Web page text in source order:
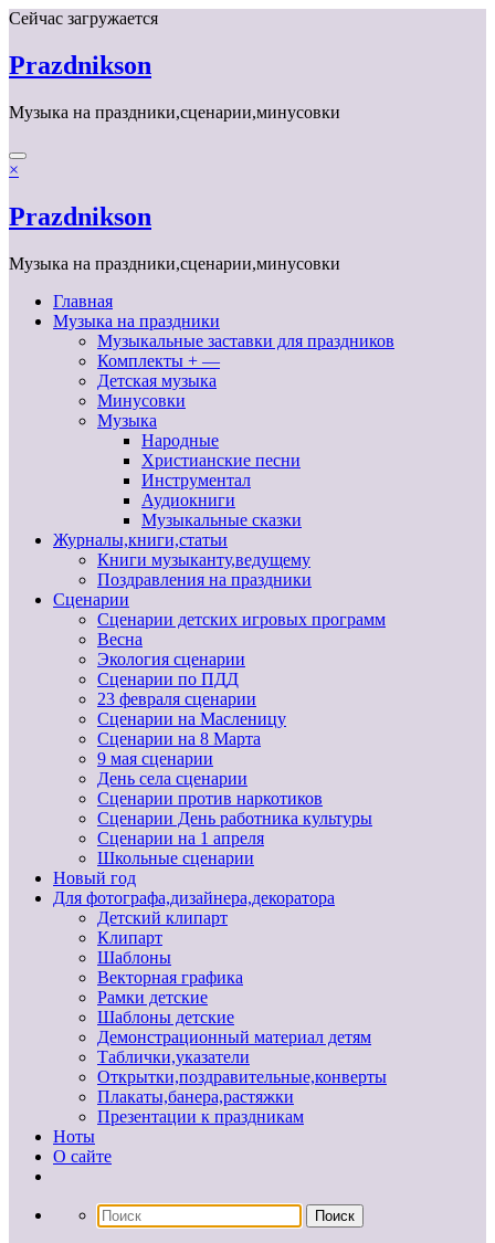
Перейти
содержимому
Сейчас загружается
Prazdnikson
Музыка на праздники,сценарии,минусовки
×
Prazdnikson
Музыка на праздники,сценарии,минусовки
Главная
Музыка на праздники
Музыкальные заставки для праздников
Комплекты + —
Детская музыка
Минусовки
Музыка
Народные
Христианские песни
Инструментал
Аудиокниги
Музыкальные сказки
Журналы,книги,статьи
Книги музыканту,ведущему
Поздравления на праздники
Сценарии
Сценарии детских игровых программ
Весна
Экология сценарии
Сценарии по ПДД
23 февраля сценарии
Сценарии на Масленицу
Сценарии на 8 Марта
9 мая сценарии
День села сценарии
Сценарии против наркотиков
Сценарии День работника культуры
Сценарии на 1 апреля
Школьные сценарии
Новый год
Для фотографа,дизайнера,декоратора
Детский клипарт
Клипарт
Шаблоны
Векторная графика
Рамки детские
Шаблоны детские
Демонстрационный материал детям
Таблички,указатели
Открытки,поздравительные,конверты
Плакаты,банера,растяжки
Презентации к праздникам
Ноты
О сайте